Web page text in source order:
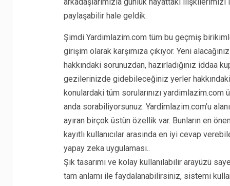
paylaşabilir hale geldik.
Şimdi Yardimlazim.com tüm bu geçmiş
girişim olarak karşımıza çıkıyor. Yeni
hakkındaki sorunuzdan, hazırladığınız iddaa
gezilerinizde gidebileceğiniz yerler
konulardaki tüm sorularınızı yardimlazim.com
anda sorabiliyorsunuz. Yardimlazim.com’u
ayıran birçok üstün özellik var. Bunların en
kayıtlı kullanıcılar arasında en iyi cevap
yapay zeka uygulaması..
Şık tasarımı ve kolay kullanılabilir arayüzü
tam anlamı ile faydalanabilirsiniz, sistemi